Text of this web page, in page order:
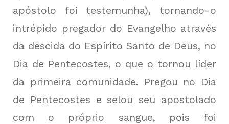
apóstolo foi testemunha), tornando-o
intrépido pregador do Evangelho através
da descida do Espírito Santo de Deus, no
Dia de Pentecostes, o que o tornou líder
da primeira comunidade. Pregou no Dia
de Pentecostes e selou seu apostolado
com o próprio sangue, pois foi